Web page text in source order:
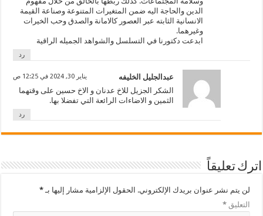
الدين والحاجة اليه ضمن المتغيرات المتنوعة وصناعة القيمة
الانسانية الثابته عبر العصور كالامانة والصدق وحب الخيرات
وغيرهما.
ابدعت دكتورنا في التسلسل والشواهد الجميله الراقية
رد
عبدالجليل الخليفه يناير 30, 2024 في 12:25 ص
الشكر الجزيل للاخ عدنان و الاخ حسين على وقتهما
الثمين و الاضاءات الرائعة التي تفضلا بها.
رد
اترك تعليقاً
لن يتم نشر عنوان بريدك الإلكتروني. الحقول الإلزامية مشار إليها بـ*
التعليق*